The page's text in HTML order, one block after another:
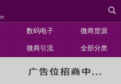
数码电子 微商货源
微商引流 全部分类